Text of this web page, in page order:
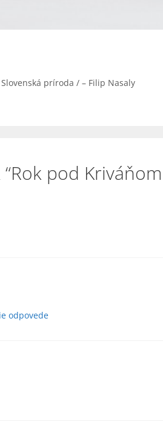
príroda / – Filip Nasaly
pod
odpovede